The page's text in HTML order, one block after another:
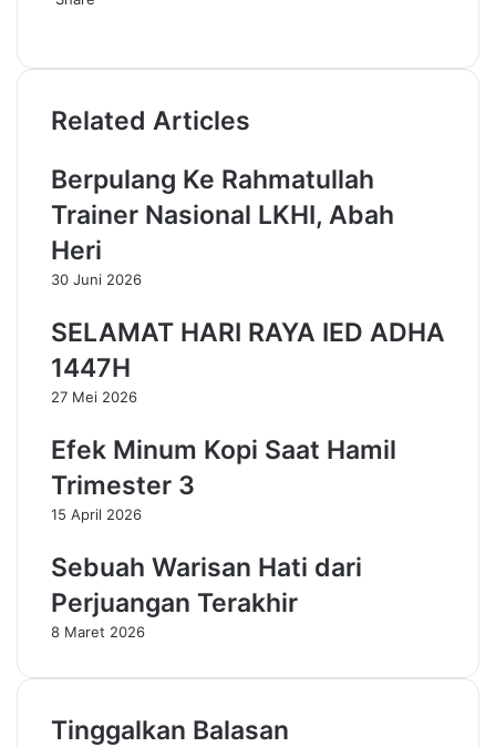
Email
Related Articles
Berpulang Ke Rahmatullah
Trainer Nasional LKHI, Abah
Heri
30 Juni 2026
SELAMAT HARI RAYA IED ADHA
1447H
27 Mei 2026
Efek Minum Kopi Saat Hamil
Trimester 3
15 April 2026
Sebuah Warisan Hati dari
Perjuangan Terakhir
8 Maret 2026
Tinggalkan Balasan